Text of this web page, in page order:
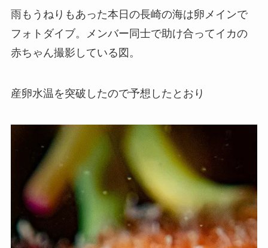
雨もうねりもあった本日の長崎の海は卵メインで
フォトダイブ。メンバー同士で助け合ってイカの
赤ちゃん撮影している図。
産卵水温を突破したので予想したとおり